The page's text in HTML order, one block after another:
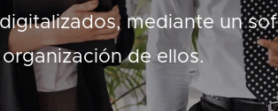
mediante un
de ellos.